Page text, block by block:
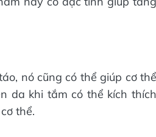
nó cũng có thể giúp cơ thể
da khi tắm có thể kích thích
thể.